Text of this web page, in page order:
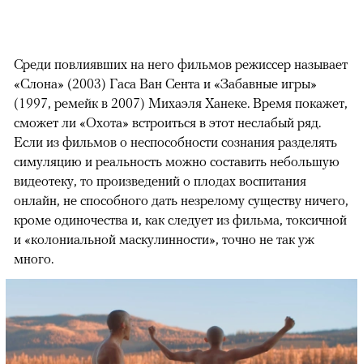
Среди повлиявших на него фильмов режиссер называет
«Слона» (2003) Гаса Ван Сента и «Забавные игры»
(1997, ремейк в 2007) Михаэля Ханеке. Время покажет,
сможет ли «Охота» встроиться в этот неслабый ряд.
Если из фильмов о неспособности сознания разделять
симуляцию и реальность можно составить небольшую
видеотеку, то произведений о плодах воспитания
онлайн, не способного дать незрелому существу ничего,
кроме одиночества и, как следует из фильма, токсичной
и «колониальной маскулинности», точно не так уж
много.